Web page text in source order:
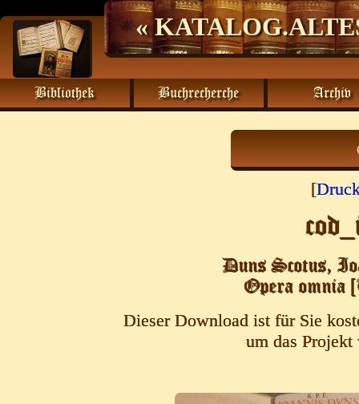
«
Bibliothek Buchrecherche Archiv
[
Duns Scotus,
Opera omnia
Dieser Download ist für Sie
um das